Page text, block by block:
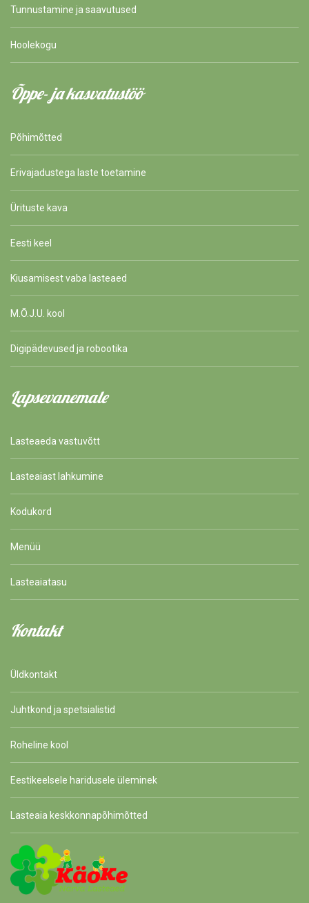
Tunnustamine ja saavutused
Hoolekogu
Õppe- ja kasvatustöö
Põhimõtted
Erivajadustega laste toetamine
Ürituste kava
Eesti keel
Kiusamisest vaba lasteaed
M.Õ.J.U. kool
Digipädevused ja robootika
Lapsevanemale
Lasteaeda vastuvõtt
Lasteaiast lahkumine
Kodukord
Menüü
Lasteaiatasu
Kontakt
Üldkontakt
Juhtkond ja spetsialistid
Roheline kool
Eestikeelsele haridusele üleminek
Lasteaia keskkonnapõhimõtted